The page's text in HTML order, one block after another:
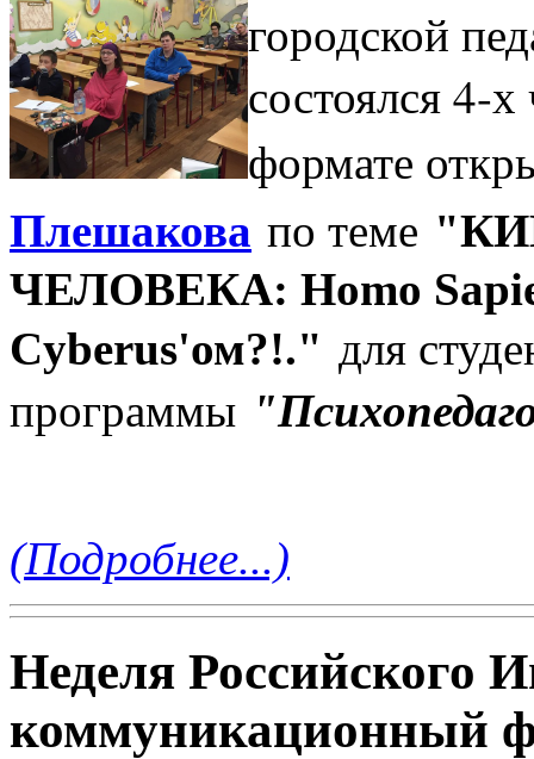
городской
состоялся 4-
формате
Плешакова по теме
ЧЕЛОВЕКА: Homo
Cyberus'ом?!." для
программы
(Подробнее...)
Неделя Российского
коммуникационный